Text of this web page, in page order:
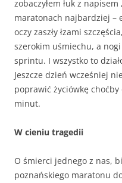
zobaczyłem łuk z
maratonach najbardziej –
oczy zaszły łzami
szerokim uśmiechu, a
sprintu. I wszystko to
Jeszcze dzień wcześniej
poprawić życiówkę
minut.
W cieniu tragedii
O śmierci jednego z nas,
poznańskiego maratonu